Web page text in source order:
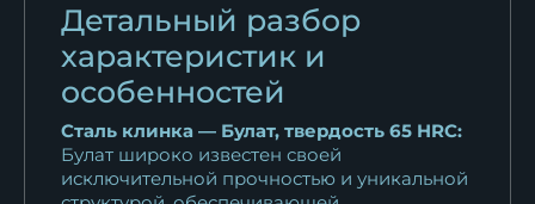
Детальный разбор
характеристик и
особенностей
Сталь клинка — Булат, твердость 65 HRC:
Булат широко известен своей
исключительной прочностью и уникальной